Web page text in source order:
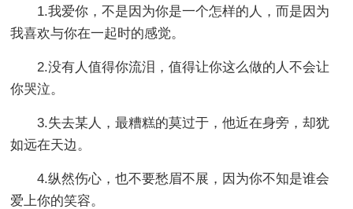
1.我爱你，不是因为你是一个怎样的人，而是因为
我喜欢与你在一起时的感觉。
2.没有人值得你流泪，值得让你这么做的人不会让
你哭泣。
3.失去某人，最糟糕的莫过于，他近在身旁，却犹
如远在天边。
4.纵然伤心，也不要愁眉不展，因为你不知是谁会
爱上你的笑容。